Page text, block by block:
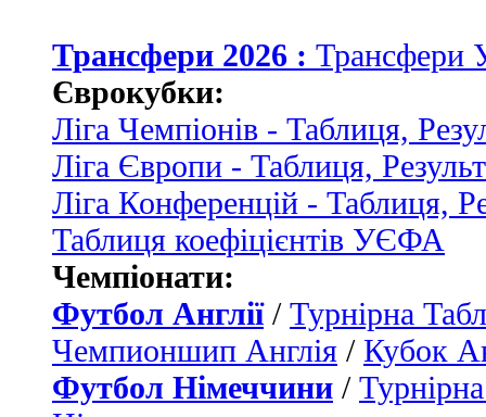
Трансфери 2026 : Трансфери
Єврокубки:
Ліга Чемпіонів - Таблиця,
Ліга Європи - Таблиця,
Ліга Конференцій - Таблиця,
Таблиця коефіцієнтів УЄФА
Чемпіонати:
Футбол Англії/ Турнірна
Чемпионшип Англія / Кубок
Футбол Німеччини /